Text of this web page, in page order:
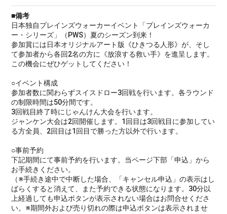
■備考
日本独自プレインズウォーカーイベント「プレインズウォーカ
ー・シリーズ」（PWS）夏のシーズン到来！
参加賞には日本オリジナルアート版《ひきつる人形》が、そし
て参加者から各回2名の方に《放浪する救い手》を進呈します。
この機会にぜひゲットしてください！
○イベント構成
参加者数に関わらずスイスドロー3回戦を行います。各ラウンド
の制限時間は50分間です。
3回戦目終了時にじゃんけん大会を行います。
ジャンケン大会は2回開催します。1回目は3回戦目に参加してい
る方全員、2回目は1回目で勝った方以外で行います。
○事前予約
下記期間にて事前予約を行います。当ページ下部「申込」から
お手続きください。
（※手続き途中で中断した場合、「キャンセル申込」の表示はし
ばらくすると消えて、また予約できる状態になります。30分以
上経過しても申込ボタンが表示されない場合はお問合せくださ
い。※期間外および売り切れの際は申込ボタンは表示されませ